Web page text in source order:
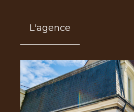
L'agence